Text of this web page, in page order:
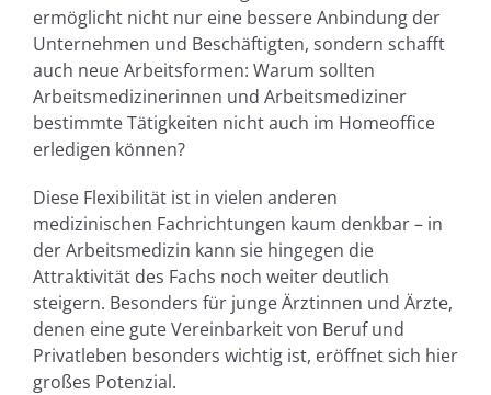
ermöglicht nicht nur eine bessere Anbindung der
Unternehmen und Beschäftigten, sondern schafft
auch neue Arbeitsformen: Warum sollten
Arbeitsmedizinerinnen und Arbeitsmediziner
bestimmte Tätigkeiten nicht auch im Homeoffice
erledigen können?
Diese Flexibilität ist in vielen anderen
medizinischen Fachrichtungen kaum denkbar – in
der Arbeitsmedizin kann sie hingegen die
Attraktivität des Fachs noch weiter deutlich
steigern. Besonders für junge Ärztinnen und Ärzte,
denen eine gute Vereinbarkeit von Beruf und
Privatleben besonders wichtig ist, eröffnet sich hier
großes Potenzial.